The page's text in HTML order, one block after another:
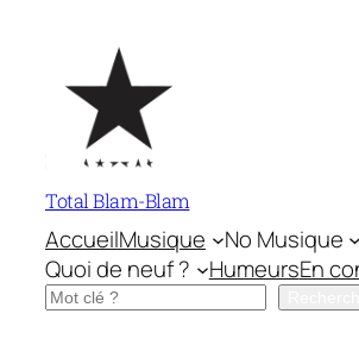
contenu
Total Blam-Blam
AccueilMusique
No Musique
Quoi de neuf ?
HumeursEn
Rechercher